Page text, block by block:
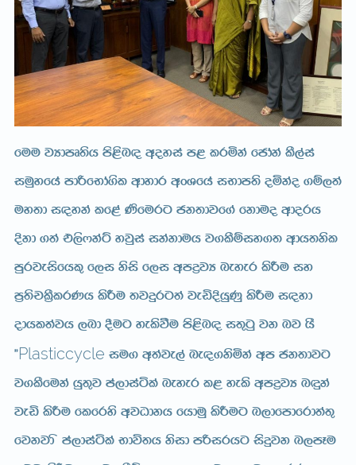
fuu jHdmD;sh ms<sn| woyia m< lrñka fcdaka lS,aia
iuQyfha mdßfNda.sl wdydr wxYfha iNdm;s oñkao .ï,;a
uy;d i|yka lf<a “furg ck;djf.a fkduo wdorh
Èkd .;a t,s*kaÜ yjqia ikakduh j.lSïiy.; wdh;ksl
mqrjeisfhl= f,i ksis f,i wmøjH neyer lsÍu iy
m%;spl%SlrKh lsÍu ;jÿrg;a jeäÈhqKq lsÍu i|yd
odhl;ajh ,nd §ug yelsùu ms<sn| i;=gq jk nj h’
˜‍Plasticcycle iu. w;aje,a ne|.ksñka wm ck;djg
j.lSfuka hq;=j ma,diaála neyer l< yels wmøjH n÷ka
jeä lsÍu flfrys wjOdkh fhduq lsÍug n,dfmdfrd;a;=
fjkjd ‘ ma,diaála Ndú;h ksid mßirhg isÿjk n,mEu